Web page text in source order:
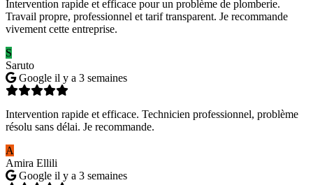
Intervention rapide et efficace pour un problème de plomberie.
Travail propre, professionnel et tarif transparent. Je recommande
vivement cette entreprise.
S
Saruto
Google il y a 3 semaines
Intervention rapide et efficace. Technicien professionnel, problème
résolu sans délai. Je recommande.
A
Amira Ellili
Google il y a 3 semaines